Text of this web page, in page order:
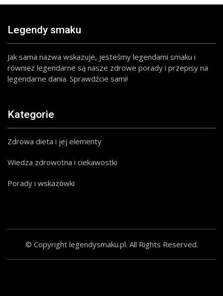
Legendy smaku
Jak sama nazwa wskazuje, jesteśmy legendami smaku i
równiez legendarne są nasze zdrowe porady i przepisy na
legendarne dania. Sprawdźcie sami!
Kategorie
Zdrowa dieta i jej elementy
Wiedza zdrowotna i ciekawostki
Porady i wskazówki
© Copyright legendysmaku.pl. All Rights Reserved.